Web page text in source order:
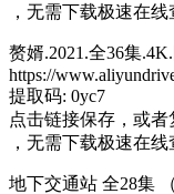
，无需下载极速在
赘婿.2021.全36集
https://
提取码: 0yc7
点击链接保存，或
，无需下载极速在
地下交通站 全28集 （